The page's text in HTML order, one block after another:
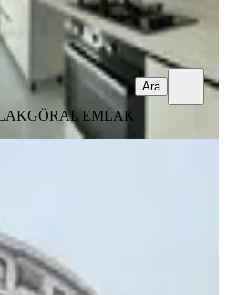
GÖRAL EMLAK
Ara
Kemal Mahallesi
·3. Kat